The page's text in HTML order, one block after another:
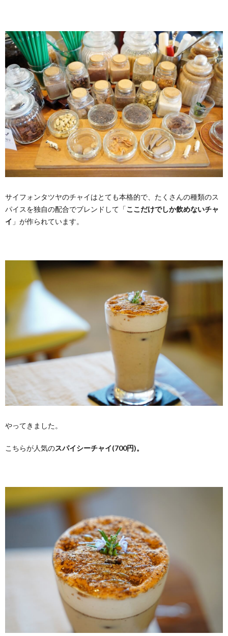
サイフォンタツヤのチャイはとても本格的で、たくさんの種類のス
パイスを独自の配合でブレンドして「ここだけでしか飲めないチャ
イ 」が作られています。
やってきました。
こちらが人気のスパイシーチャイ(700円)。